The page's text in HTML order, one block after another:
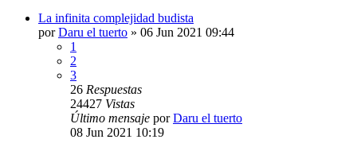
La infinita complejidad budista
porDaru el tuerto » 06 Jun 2021 09:44
1
2
3
26 Respuestas
24427 Vistas
Último mensaje porDaru el tuerto
08 Jun 2021 10:19